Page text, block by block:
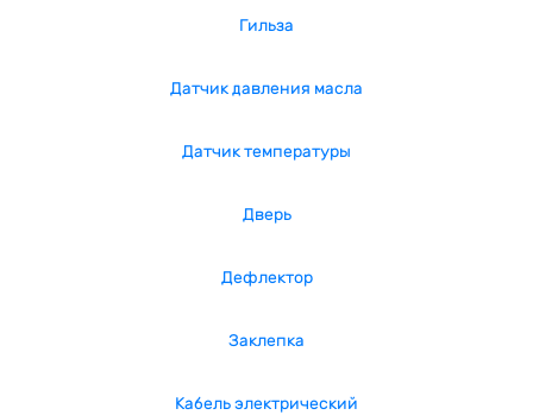
Гильза
Датчик давления масла
Датчик температуры
Дверь
Дефлектор
Заклепка
Кабель электрический